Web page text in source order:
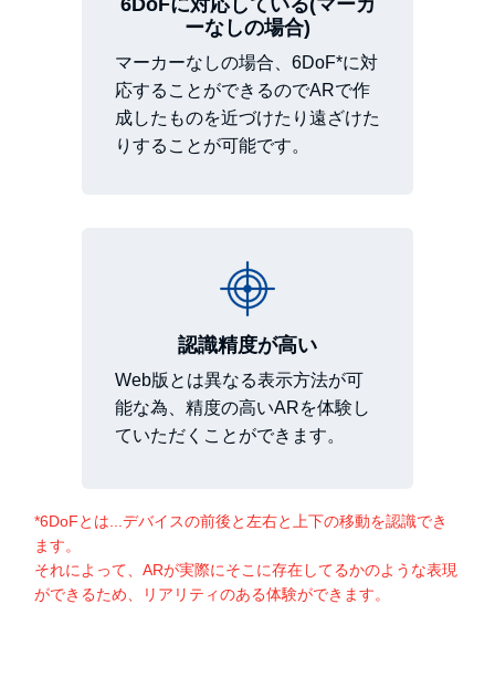
6DoFに対応している(マーカ
ーなしの場合)
マーカーなしの場合、6DoF*に対
応することができるのでARで作
成したものを近づけたり遠ざけた
りすることが可能です。
認識精度が高い
Web版とは異なる表示方法が可
能な為、精度の高いARを体験し
ていただくことができます。
*6DoFとは...デバイスの前後と左右と上下の移動を認識でき
ます。
それによって、ARが実際にそこに存在してるかのような表現
ができるため、リアリティのある体験ができます。